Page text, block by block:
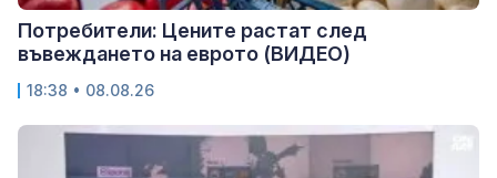
Потребители: Цените растат след
въвеждането на еврото (ВИДЕО)
18:38 • 08.08.26